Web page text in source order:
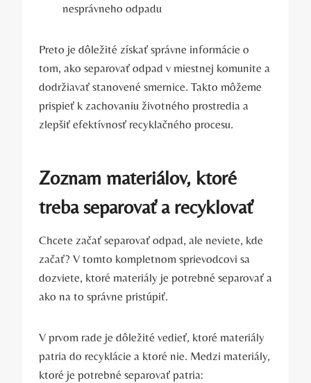
nesprávneho odpadu
Preto je dôležité získať správne informácie o
tom, ako separovať odpad v miestnej komunite a
dodržiavať stanovené smernice. Takto môžeme
prispieť k zachovaniu životného prostredia a
zlepšiť efektívnosť recyklačného procesu.
Zoznam materiálov, ktoré
treba separovať a recyklovať
Chcete začať separovať odpad, ale neviete, kde
začať? V tomto kompletnom sprievodcovi sa
dozviete, ktoré materiály je potrebné separovať a
ako na to správne pristúpiť.
V prvom rade je dôležité vedieť, ktoré materiály
patria do recyklácie a ktoré nie. Medzi materiály,
ktoré je potrebné separovať patria: